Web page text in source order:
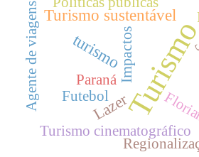
Turismo sustentável
turismoImpactos
Lazer
Turismo cinematográfico
Paraná
Futebol
Agente de viagens